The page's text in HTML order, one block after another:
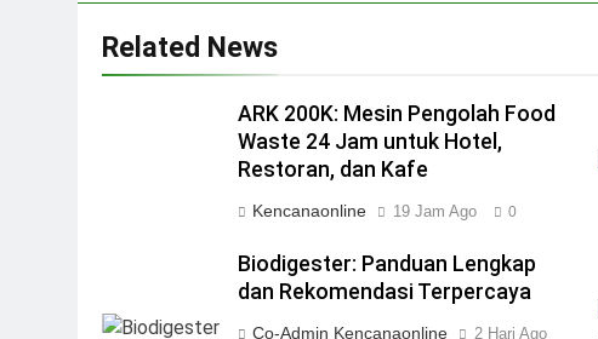
Related News
ARK 200K: Mesin Pengolah Food
Waste 24 Jam untuk Hotel,
Restoran, dan Kafe
Kencanaonline 19 Jam Ago 0
Biodigester: Panduan Lengkap
dan Rekomendasi Terpercaya
Co-Admin Kencanaonline 2 Hari Ago